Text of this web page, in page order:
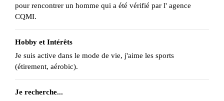
pour rencontrer un homme qui a été vérifié par l' agence
CQMI.
Hobby et Intérêts
Je suis active dans le mode de vie, j'aime les sports
(étirement, aérobic).
Je recherche...